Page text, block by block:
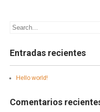
Entradas recientes
Hello world!
Comentarios